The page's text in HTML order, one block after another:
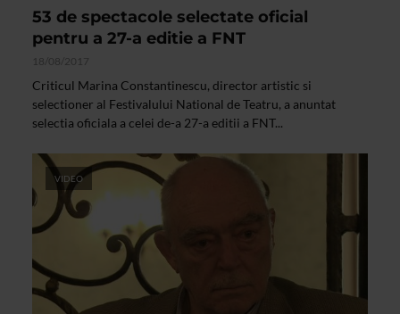
53 de spectacole selectate oficial
pentru a 27-a editie a FNT
18/08/2017
Criticul Marina Constantinescu, director artistic si
selectioner al Festivalului National de Teatru, a anuntat
selectia oficiala a celei de-a 27-a editii a FNT...
VIDEO